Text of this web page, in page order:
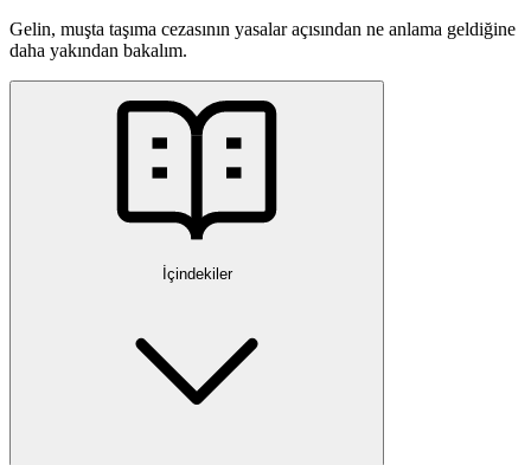
Gelin, muşta taşıma cezasının yasalar açısından ne anlama geldiğine
daha yakından bakalım.
İçindekiler